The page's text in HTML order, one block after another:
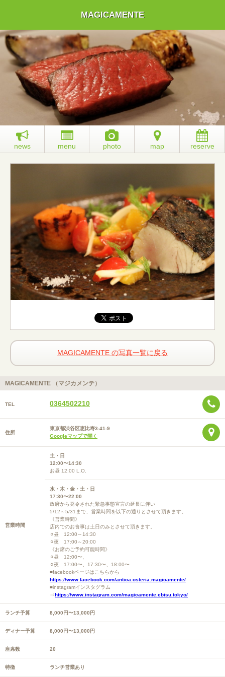
MAGICAMENTE
news menu photo map reserve
MAGICAMENTE の写真一覧に戻る
MAGICAMENTE （マジカメンテ）
TEL 0364502210
住所
東京都渋谷区恵比寿3-41-9
Googleマップで開く
営業時間
土・日
12:00〜14:30
お昼 12:00 L.O.
水・木・金・土・日
17:30〜22:00
政府から発令された緊急事態宣言の延長に伴い
5/12～5/31まで、営業時間を以下の通りとさせて頂きます。
《営業時間》
店内でのお食事は土日のみとさせて頂きます。
⚪︎昼 12:00～14:30
⚪︎夜 17:00～20:00
《お席のご予約可能時間》
⚪︎昼 12:00〜、
⚪︎夜 17:00〜、17:30〜、18:00〜
■facebookページはこちらから
https://www.facebook.com/antica.osteria.magicamente/
■instagramインスタグラム
⇒https://www.instagram.com/magicamente.ebisu.tokyo/
ランチ予算 8,000円〜13,000円
ディナー予算 8,000円〜13,000円
座席数 20
特徴 ランチ営業あり